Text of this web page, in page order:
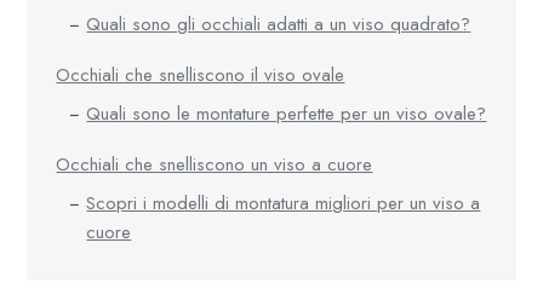
Quali sono gli occhiali adatti a un viso quadrato?
Occhiali che snelliscono il viso ovale
Quali sono le montature perfette per un viso ovale?
Occhiali che snelliscono un viso a cuore
Scopri i modelli di montatura migliori per un viso a
cuore